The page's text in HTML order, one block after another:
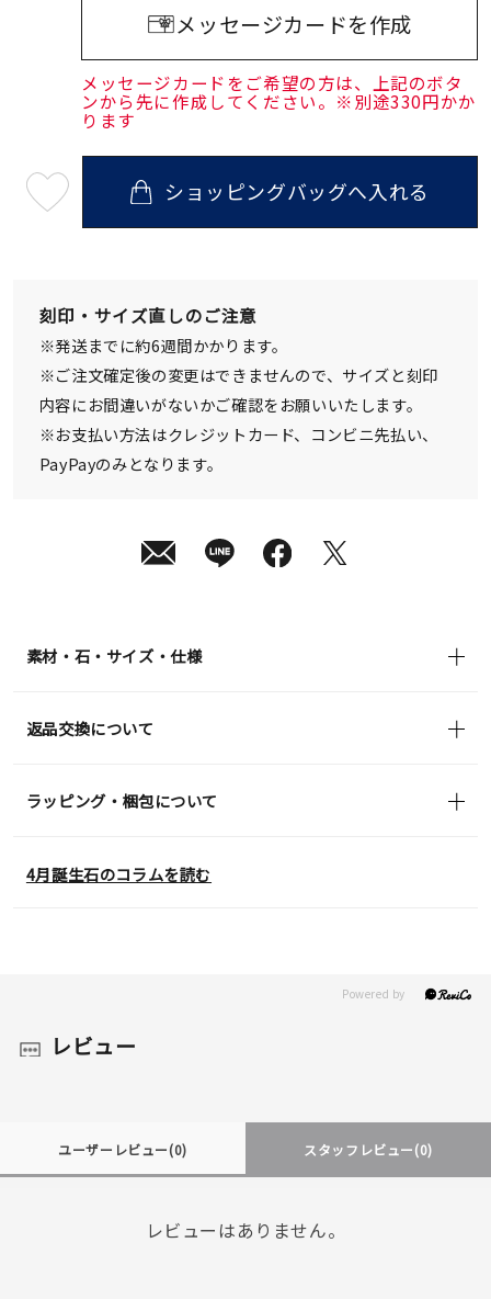
メッセージカードを作成
メッセージカードをご希望の方は、上記のボタ
ンから先に作成してください。※別途330円かか
ります
08
送
¥88,000 (tax
in)
ショッピングバッグへ入れる
刻印・サイズ直しのご注意
※発送までに約6週間かかります。
※ご注文確定後の変更はできませんので、サイズと刻印
内容にお間違いがないかご確認をお願いいたします。
※お支払い方法はクレジットカード、コンビニ先払い、
PayPayのみとなります。
素材・石・サイズ・仕様
返品交換について
ラッピング・梱包について
4月誕生石のコラムを読む
レビュー
ユーザーレビュー(0) スタッフレビュー(0)
レビューはありません。